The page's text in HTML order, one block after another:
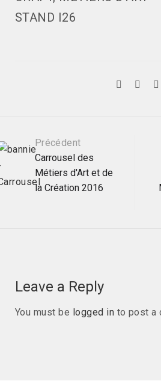
STAND I26
Précédent
Carrousel des
Métiers d'Art et de
la Création 2016
Leave a Reply
You must be logged in to post a